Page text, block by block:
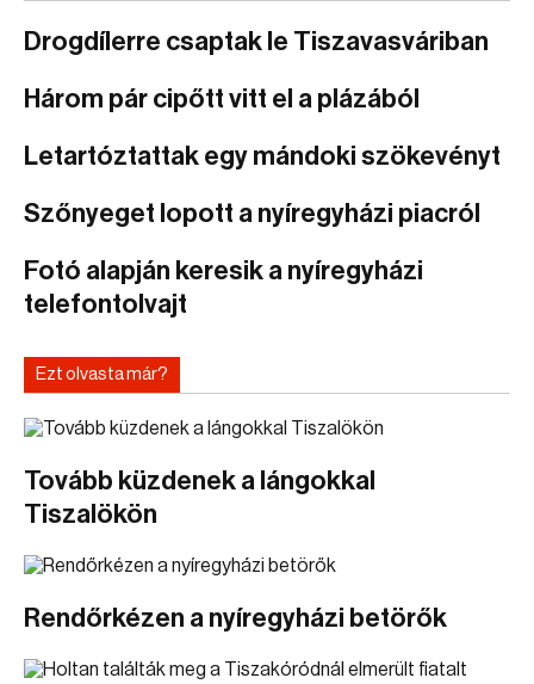
Drogdílerre csaptak le Tiszavasváriban
Három pár cipőtt vitt el a plázából
Letartóztattak egy mándoki szökevényt
Szőnyeget lopott a nyíregyházi piacról
Fotó alapján keresik a nyíregyházi
telefontolvajt
Ezt olvasta már?
Tovább küzdenek a lángokkal
Tiszalökön
Rendőrkézen a nyíregyházi betörők